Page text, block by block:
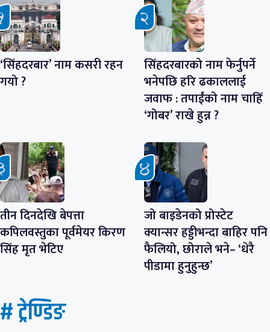
‘सिंहदरबार’ नाम कसरी रहन
गयो ?
सिंहदरबारको नाम फेर्नुपर्ने
भनेपछि हरि ढकाललाई
जवाफ : तपाईंको नाम चाहिँ
‘गोबर’ राखे हुन्न ?
तीन दिनदेखि बेपत्ता
कपिलवस्तुका पूर्वमेयर किरण
सिंह मृत भेटिए
जो बाइडेनको प्रोस्टेट
क्यान्सर हड्डीभन्दा बाहिर पनि
फैलियो, छोराले भने– ‘धेरै
पीडामा हुनुहुन्छ’
# ट्रेण्डिङ